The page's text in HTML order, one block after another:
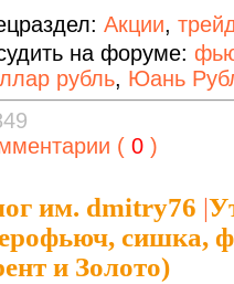
Акции,
на форуме:
рубль, Юань
( 0 )
им. dmitry76 |
сишка,
и Золото)